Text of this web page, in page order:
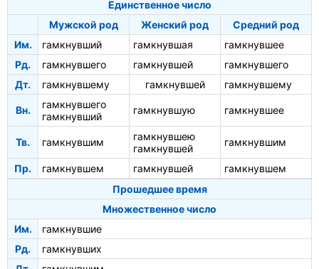
Единственное число
Мужской род
Женский род
Средний род
Им.
гамкнувший гамкнувшая
гамкнувшее
Рд.
гамкнувшего гамкнувшей
гамкнувшего
Дт.
гамкнувшему гамкнувшей гамкнувшему
Вн.
гамкнувшего
гамкнувший
гамкнувшую гамкнувшее
Тв. гамкнувшим
гамкнувшею
гамкнувшей
гамкнувшим
Пр. гамкнувшем гамкнувшей
гамкнувшем
Прошедшее время
Множественное число
Им.
гамкнувшие
Рд.
гамкнувших